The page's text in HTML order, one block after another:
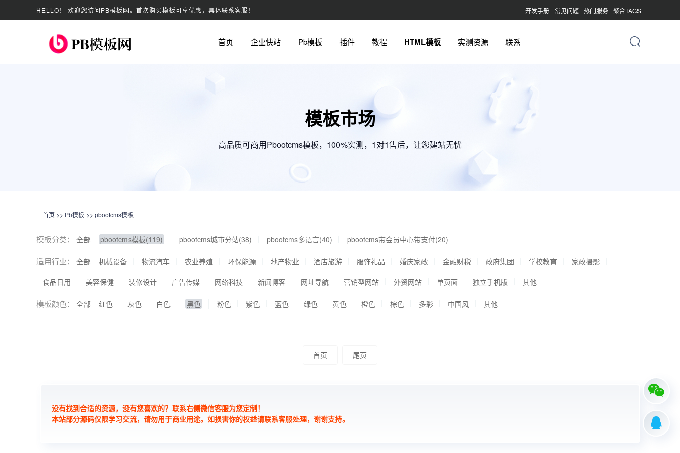
HELLO！ 欢迎您访问PB模板网。首次购买模板可享优惠，具体联系客服！ 聚合TAGS
热门服务
常见问题
开发手册
首页 企业快站 Pb模板 插件 教程 HTML模板 实测资源 联系
模板市场
高品质可商用Pbootcms模板，100%实测，1对1售后，让您建站无忧
首页 >> Pb模板 >> pbootcms模板
模板分类： 全部 pbootcms模板(119) pbootcms城市分站(38) pbootcms多语言(40) pbootcms带会员中心带支付(20)
适用行业： 全部 机械设备 物流汽车 农业养殖 环保能源 地产物业 酒店旅游 服饰礼品 婚庆家政 金融财税 政府集团 学校教育
家政摄影
食品日用
美容保健 装修设计 广告传媒 网络科技 新闻博客 网址导航 营销型网站 外贸网站 单页面 独立手机版 其他
模板颜色： 全部 红色 灰色 白色 黑色 粉色 紫色 蓝色 绿色 黄色 橙色 棕色 多彩 中国风 其他
首页 尾页
没有找到合适的资源，没有您喜欢的？联系右侧微信客服为您定制！
本站部分源码仅限学习交流，请勿用于商业用途。如损害你的权益请联系客服处理，谢谢支持。